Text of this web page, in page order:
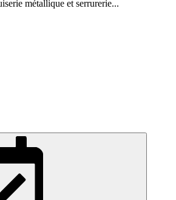
métallique et serrurerie...